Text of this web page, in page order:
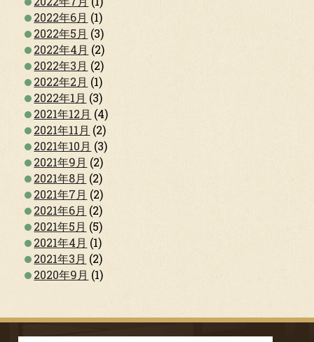
2022年6月 (1)
2022年5月 (3)
2022年4月 (2)
2022年3月 (2)
2022年2月 (1)
2022年1月 (3)
2021年12月 (4)
2021年11月 (2)
2021年10月 (3)
2021年9月 (2)
2021年8月 (2)
2021年7月 (2)
2021年6月 (2)
2021年5月 (5)
2021年4月 (1)
2021年3月 (2)
2020年9月 (1)